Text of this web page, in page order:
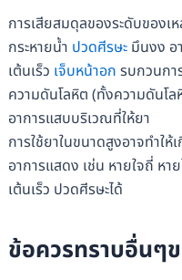
การเสียสมดุลของระดับของเ
กระหายน้ำ ปวดศีรษะมึนงง อ
เต้นเร็ว เจ็บหน้าอก รบกวนกา
ความดันโลหิต (ทั้งความดันโ
อาการแสบบริเวณที่ให้ยา
การใช้ยาในขนาดสูงอาจทำใ
อาการแสดง เช่น หายใจถี่ หา
เต้นเร็ว ปวดศีรษะได้
ข้อควรทราบอื่นๆ